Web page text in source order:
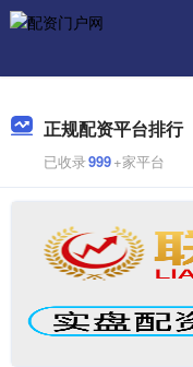
正规配资平台排行
已收录999+家平台